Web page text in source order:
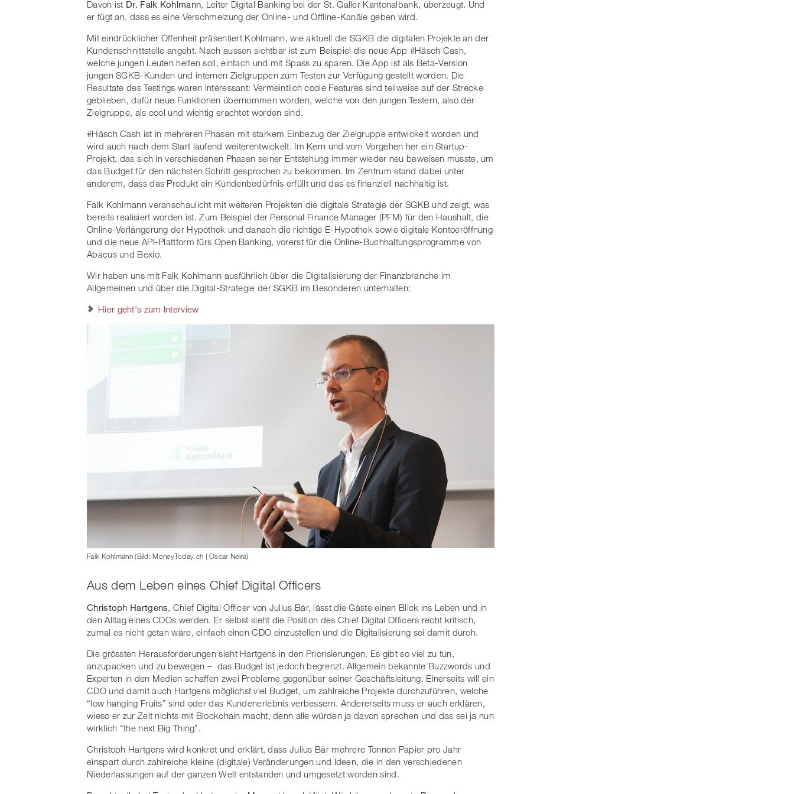
Davon ist Dr. Falk Kohlmann, Leiter Digital Banking bei der St. Galler Kantonalbank, überzeugt. Und
er fügt an, dass es eine Verschmelzung der Online- und Offline-Kanäle geben wird.
Mit eindrücklicher Offenheit präsentiert Kohlmann, wie aktuell die SGKB die digitalen Projekte an der
Kundenschnittstelle angeht. Nach aussen sichtbar ist zum Beispiel die neue App #Häsch Cash,
welche jungen Leuten helfen soll, einfach und mit Spass zu sparen. Die App ist als Beta-Version
jungen SGKB-Kunden und internen Zielgruppen zum Testen zur Verfügung gestellt worden. Die
Resultate des Testings waren interessant: Vermeintlich coole Features sind teilweise auf der Strecke
geblieben, dafür neue Funktionen übernommen worden, welche von den jungen Testern, also der
Zielgruppe, als cool und wichtig erachtet worden sind.
#Häsch Cash ist in mehreren Phasen mit starkem Einbezug der Zielgruppe entwickelt worden und
wird auch nach dem Start laufend weiterentwickelt. Im Kern und vom Vorgehen her ein Startup-
Projekt, das sich in verschiedenen Phasen seiner Entstehung immer wieder neu beweisen musste, um
das Budget für den nächsten Schritt gesprochen zu bekommen. Im Zentrum stand dabei unter
anderem, dass das Produkt ein Kundenbedürfnis erfüllt und das es finanziell nachhaltig ist.
Falk Kohlmann veranschaulicht mit weiteren Projekten die digitale Strategie der SGKB und zeigt, was
bereits realisiert worden ist. Zum Beispiel der Personal Finance Manager (PFM) für den Haushalt, die
Online-Verlängerung der Hypothek und danach die richtige E-Hypothek sowie digitale Kontoeröffnung
und die neue API-Plattform fürs Open Banking, vorerst für die Online-Buchhaltungsprogramme von
Abacus und Bexio.
Wir haben uns mit Falk Kohlmann ausführlich über die Digitalisierung der Finanzbranche im
Allgemeinen und über die Digital-Strategie der SGKB im Besonderen unterhalten:
Hier geht's zum Interview
Falk Kohlmann (Bild: MoneyToday.ch | Oscar Neira)
Aus dem Leben eines Chief Digital Officers
Christoph Hartgens, Chief Digital Officer von Julius Bär, lässt die Gäste einen Blick ins Leben und in
den Alltag eines CDOs werden. Er selbst sieht die Position des Chief Digital Officers recht kritisch,
zumal es nicht getan wäre, einfach einen CDO einzustellen und die Digitalisierung sei damit durch.
Die grössten Herausforderungen sieht Hartgens in den Priorisierungen. Es gibt so viel zu tun,
anzupacken und zu bewegen – das Budget ist jedoch begrenzt. Allgemein bekannte Buzzwords und
Experten in den Medien schaffen zwei Probleme gegenüber seiner Geschäftsleitung. Einerseits will ein
CDO und damit auch Hartgens möglichst viel Budget, um zahlreiche Projekte durchzuführen, welche
“low hanging Fruits” sind oder das Kundenerlebnis verbessern. Andererseits muss er auch erklären,
wieso er zur Zeit nichts mit Blockchain macht, denn alle würden ja davon sprechen und das sei ja nun
wirklich “the next Big Thing”.
Christoph Hartgens wird konkret und erklärt, dass Julius Bär mehrere Tonnen Papier pro Jahr
einspart durch zahlreiche kleine (digitale) Veränderungen und Ideen, die in den verschiedenen
Niederlassungen auf der ganzen Welt entstanden und umgesetzt worden sind.